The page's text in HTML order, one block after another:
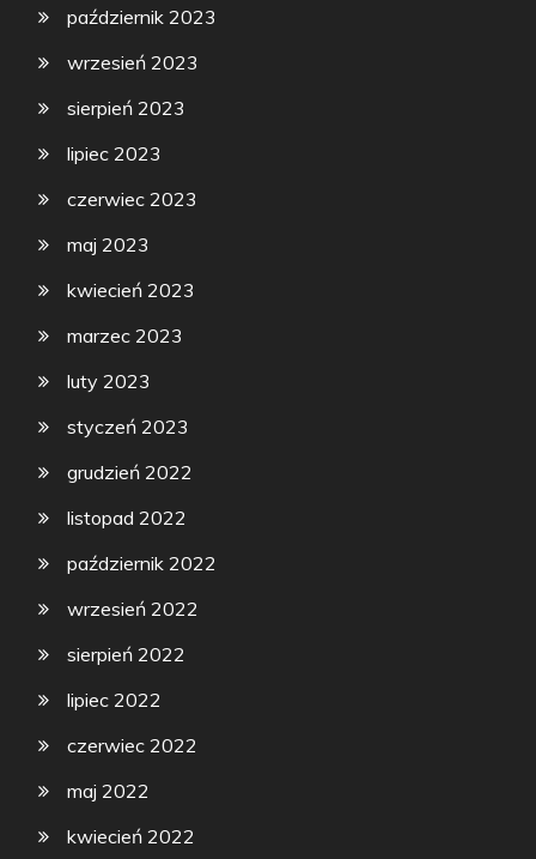
październik 2023
wrzesień 2023
sierpień 2023
lipiec 2023
czerwiec 2023
maj 2023
kwiecień 2023
marzec 2023
luty 2023
styczeń 2023
grudzień 2022
listopad 2022
październik 2022
wrzesień 2022
sierpień 2022
lipiec 2022
czerwiec 2022
maj 2022
kwiecień 2022